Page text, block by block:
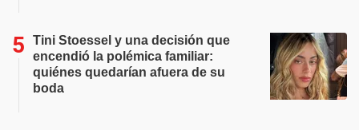
Tini Stoessel y una decisión que
encendió la polémica familiar:
quiénes quedarían afuera de su
boda